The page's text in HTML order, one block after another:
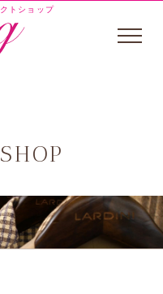
トショップ